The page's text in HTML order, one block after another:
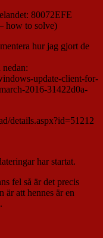
80072EFE
how to solve)
hur jag gjort de
update-client-for-
2016-31422d0a-
details.aspx?id=51212
har startat.
fel så är det precis
är att hennes är en